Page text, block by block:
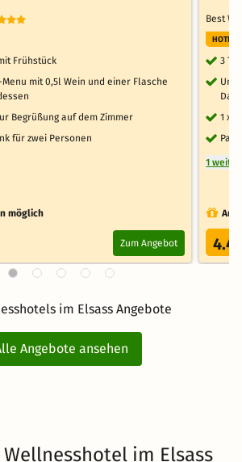
Frühstück
mit 0,5l Wein und einer Flasche
Begrüßung auf dem Zimmer
für zwei Personen
möglich
Zum Angebot
Best
3
1 x
1
4.4
im Elsass Angebote
Angebote ansehen
im Elsass